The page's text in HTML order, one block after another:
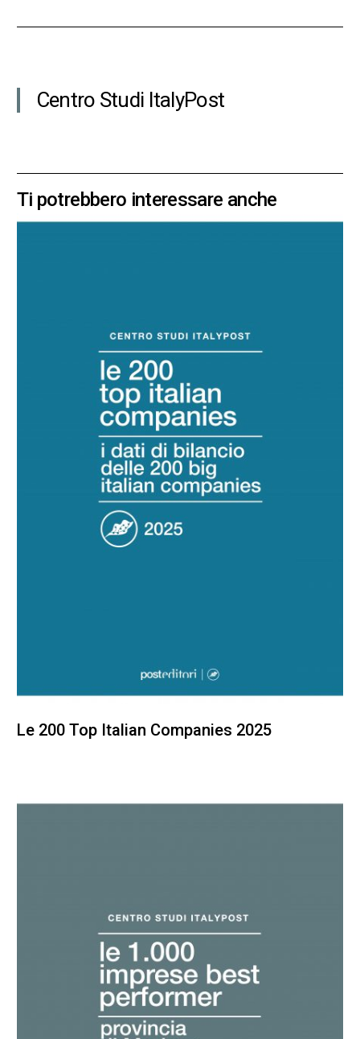
Centro Studi ItalyPost
Ti potrebbero interessare anche
Le 200 Top Italian Companies 2025